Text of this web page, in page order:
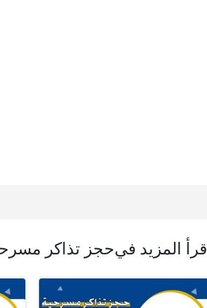
اقرأ المزيد فيحجز تذاكر